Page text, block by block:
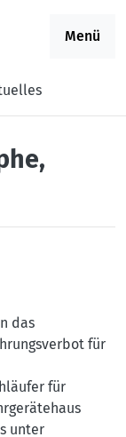
Menü
das
für
für
unter